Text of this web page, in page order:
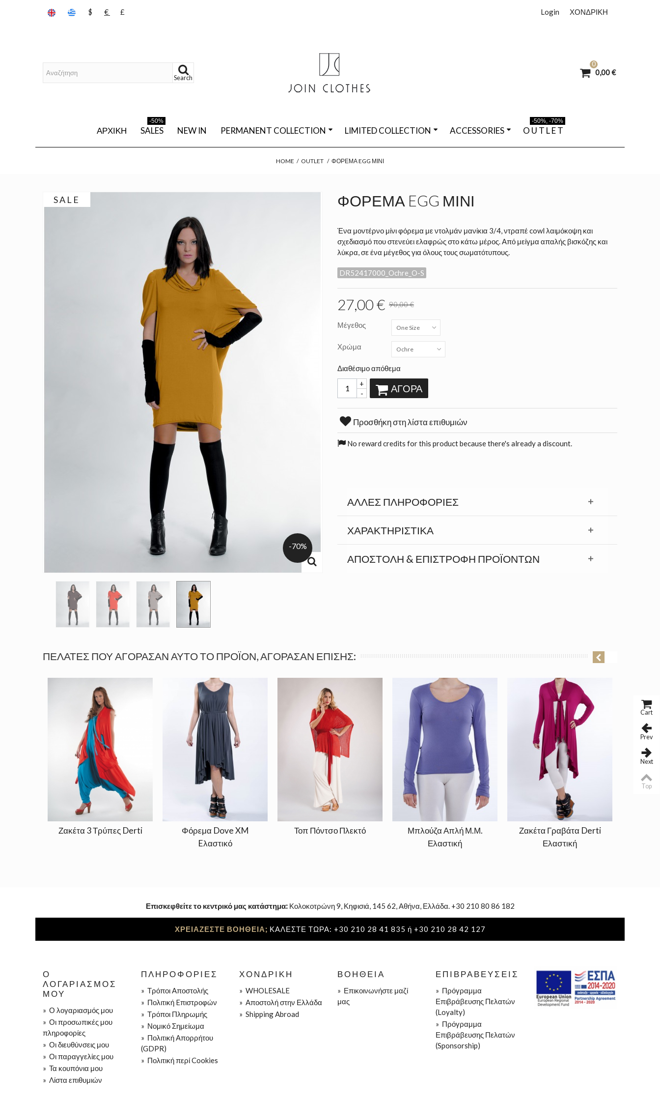
ΧΟΝΔΡΙΚΗ
Login
$ € £
Search
0
0,00 €
ΑΡΧΙΚΉ SALES
-50%
NEW IN PERMANENT COLLECTION LIMITED COLLECTION ACCESSORIES O U T L E T
-50%, -70%
HOME / OUTLET / ΦΌΡΕΜΑ EGG ΜΊΝΙ
SALE
-70%
ΦΌΡΕΜΑ EGG ΜΊΝΙ
Ένα μοντέρνο μίνι φόρεμα με ντολμάν μανίκια 3/4, ντραπέ cowl λαιμόκοψη και
σχεδιασμό που στενεύει ελαφρώς στο κάτω μέρος. Από μείγμα απαλής βισκόζης και
λύκρα, σε ένα μέγεθος για όλους τους σωματότυπους.
DR52417000_Ochre_O-S
27,00 € 90,00 €
Μέγεθος One Size
Χρώμα Ochre
Διαθέσιμο απόθεμα
-
+ ΑΓΟΡΆ
Προσθήκη στη λίστα επιθυμιών
No reward credits for this product because there's already a discount.
ΆΛΛΕΣ ΠΛΗΡΟΦΟΡΊΕΣ
ΧΑΡΑΚΤΗΡΙΣΤΙΚΆ
ΑΠΟΣΤΟΛΉ & ΕΠΙΣΤΡΟΦΉ ΠΡΟΪΟΝΤΩΝ
ΠΕΛΆΤΕΣ ΠΟΥ ΑΓΌΡΑΣΑΝ ΑΥΤΌ ΤΟ ΠΡΟΪΌΝ, ΑΓΌΡΑΣΑΝ ΕΠΊΣΗΣ:
Ζακέτα 3 Τρύπες Derti
Φόρεμα Dove XM
Eλαστικό
Τοπ Πόντσο Πλεκτό
Μπλούζα Απλή Μ.Μ.
Ελαστική
Ζακέτα Γραβάτα Derti
Ελαστική
Επισκεφθείτε το κεντρικό μας κατάστημα:Κολοκοτρώνη 9, Κηφισιά, 145 62, Αθήνα, Ελλάδα. +30 210 80 86 182
ΧΡΕΙΑΖΕΣΤΕ ΒΟΗΘΕΙΑ; ΚΑΛΕΣΤΕ ΤΩΡΑ: +30 210 28 41 835 ή +30 210 28 42 127
Ο
ΛΟΓΑΡΙΑΣΜΌΣ
ΜΟΥ
» Ο λογαριασμός μου
» Οι προσωπικές μου
πληροφορίες
» Οι διευθύνσεις μου
» Οι παραγγελίες μου
» Τα κουπόνια μου
» Λίστα επιθυμιών
ΠΛΗΡΟΦΟΡΊΕΣ
» Τρόποι Aποστολής
» Πολιτική Eπιστροφών
» Τρόποι Πληρωμής
» Νομικό Σημείωμα
» Πολιτική Απορρήτου
(GDPR)
» Πολιτική περί Cookies
ΧΟΝΔΡΙΚΉ
» WHOLESALE
» Aποστολή στην Ελλάδα
» Shipping Abroad
ΒΟΉΘΕΙΑ
» Επικοινωνήστε μαζί
μας
ΕΠΙΒΡΑΒΕΎΣΕΙΣ
» Πρόγραμμα
Επιβράβευσης Πελατών
(Loyalty)
» Πρόγραμμα
Επιβράβευσης Πελατών
(Sponsorship)
Cart
Prev
Next
Top